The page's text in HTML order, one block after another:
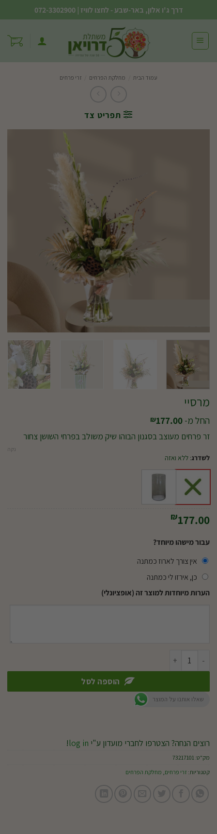
to
content
דרך ג'ו אלון, באר-שבע - לחצו לוויז |
072-3302900
עמוד הבית מחלקת הפרחים זרי פרחים
תפריט צד
מרסיי
החל מ- ₪177.00
זר פרחים מעוצב בסגנון הבוהו שיק משולב בפרחי השושן צחור
לשדרג: ללא ואזה
נקה
₪177.00
עבור מישהו מיוחד?
אין צורך לארוז כמתנה
כן, אירזו לי כמתנה
הערות מיוחדות למוצר זה (אופציונלי)
כמות של מרסיי
הוספה לסל
שאלו אותנו על המוצר
רוצים הנחה? הצטרפו לחברי מועדון ע"י log in
!
מק"ט:73217101
קטגוריות: זרי פרחים, מחלקת הפרחים